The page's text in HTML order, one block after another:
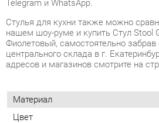
Цвет
Высота, мм
Вес упаковок, кг
Форма
Обивка